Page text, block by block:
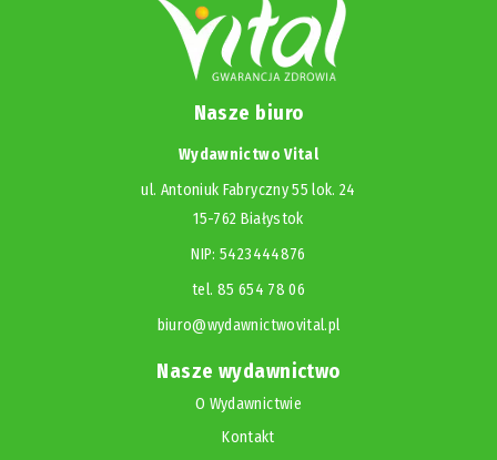
Nasze biuro
Wydawnictwo Vital
ul. Antoniuk Fabryczny 55 lok. 24
15-762 Białystok
NIP: 5423444876
tel. 85 654 78 06
biuro@wydawnictwovital.pl
Nasze wydawnictwo
O Wydawnictwie
Kontakt